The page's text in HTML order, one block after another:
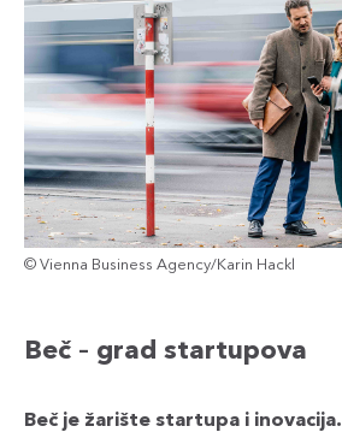
© Vienna Business Agency/Karin Hackl
Beč – grad startupova
Beč je žarište startupa i inovacija.